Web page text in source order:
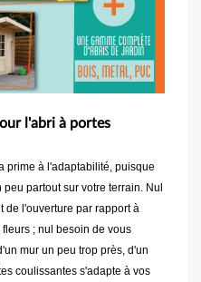
l'abri à portes
prime à l'adaptabilité, puisque
partout sur votre terrain. Nul
de l'ouverture par rapport à
; nul besoin de vous
mur un peu trop près, d'un
coulissantes s'adapte à vos